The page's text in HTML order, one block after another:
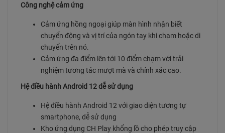
Công nghệ cảm ứng
Cảm ứng hồng ngoại giúp màn hình nhận biết
chuyển động và vị trí của ngón tay khi chạm hoặc di
chuyển trên nó.
Cảm ứng đa điểm lên tới 10 điểm chạm với trải
nghiệm tương tác mượt mà và chính xác cao.
Hệ điều hành Android 12 dễ sử dụng
Hệ điều hành Android 12 với giao diện tương tự
smartphone, dễ sử dụng
Kho ứng dụng CH Play khổng lồ cho phép truy cập